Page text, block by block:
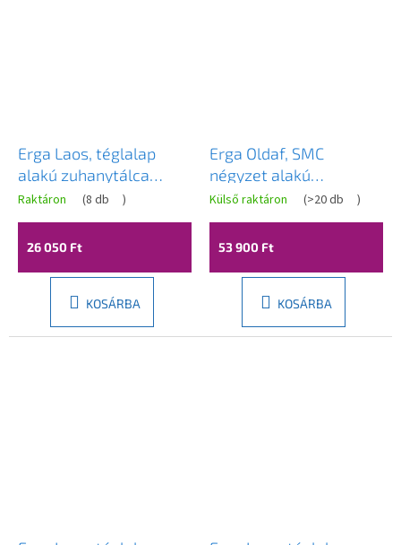
Erga Laos, téglalap
alakú zuhanytálca
90x80x5cm, akril,
fényes fehér, ERG-V06-
ACR-8090S-WH-CR
Raktáron (8 db )
26 050 Ft
KOSÁRBA
Erga Oldaf, SMC
négyzet alakú
zuhanytálca 90 x 90
cm, fehér matt, ERG-
GMA-OL-9090
Külső raktáron (>20 db )
53 900 Ft
KOSÁRBA